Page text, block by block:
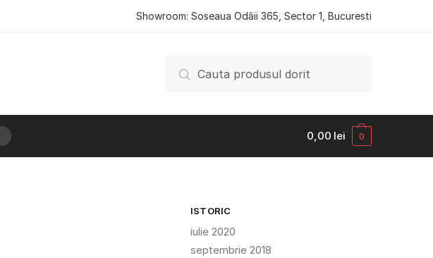
Showroom: Soseaua Odăii 365, Sector 1, Bucuresti
0,00 lei 0
ISTORIC
iulie 2020
septembrie 2018